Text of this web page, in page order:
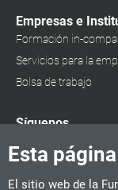
Esta
El sitio web de la
Empresas e
Formación in-
Servicios para la
Bolsa de trabajo
Síguenos